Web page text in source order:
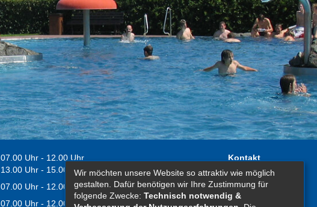
07.00 Uhr - 12.00 Uhr
13.00 Uhr - 15.00 Uhr
07.00 Uhr - 12.00 Uhr
07.00 Uhr - 12.00 Uhr
Kontakt
Impressum
Erklärung zur
Barrierefreiheit
Wir möchten unsere Website so attraktiv wie möglich
gestalten. Dafür benötigen wir Ihre Zustimmung für
folgende Zwecke: Technisch notwendig &